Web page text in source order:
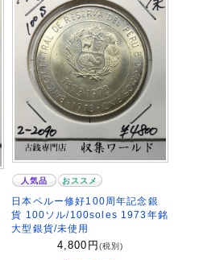
人気品 おススメ
日本ペルー修好100周年記念銀
貨 100ソル/100soles 1973年銘
大型銀貨/未使用
4,800 円 (税別)